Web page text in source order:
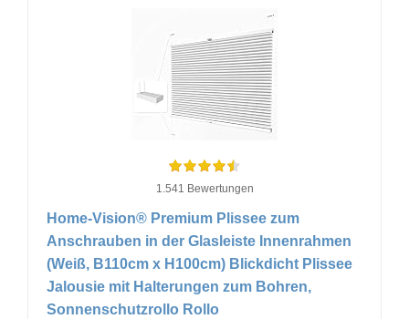
1.541 Bewertungen
Home-Vision® Premium Plissee zum
Anschrauben in der Glasleiste Innenrahmen
(Weiß, B110cm x H100cm) Blickdicht Plissee
Jalousie mit Halterungen zum Bohren,
Sonnenschutzrollo Rollo